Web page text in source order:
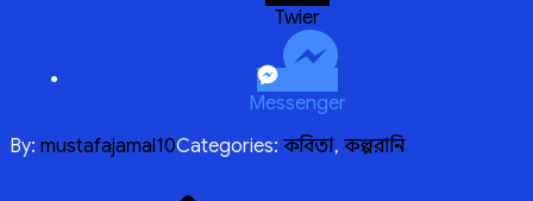
Twitter
Messenger
By: mustafajamal10Categories: কবিতা, কল্পরানি